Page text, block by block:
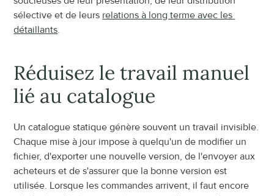
sélective et de leurs relations à long terme avec les
détaillants.
Réduisez le travail manuel
lié au catalogue
Un catalogue statique génère souvent un travail invisible.
Chaque mise à jour impose à quelqu'un de modifier un
fichier, d'exporter une nouvelle version, de l'envoyer aux
acheteurs et de s'assurer que la bonne version est
utilisée. Lorsque les commandes arrivent, il faut encore